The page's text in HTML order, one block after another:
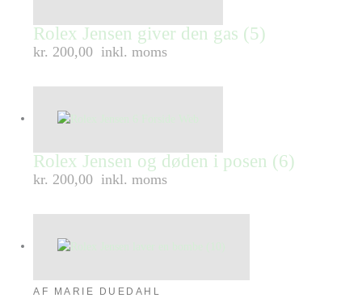
Rolex Jensen giver den gas (5)
kr. 200,00 inkl. moms
Rolex Jensen og døden i posen (6)
kr. 200,00 inkl. moms
AF MARIE DUEDAHL